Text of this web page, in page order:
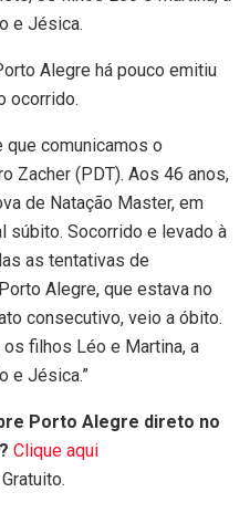
e Jésica.
Alegre há pouco emitiu
ocorrido.
comunicamos o
Zacher (PDT). Aos 46 anos,
de Natação Master, em
súbito. Socorrido e levado à
as tentativas de
Alegre, que estava no
consecutivo, veio a óbito.
filhos Léo e Martina, a
e Jésica.”
Porto Alegre direto no
Clique aqui